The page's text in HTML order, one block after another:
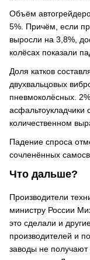
Объём
5%. Причём, если
выросли на 3,8%,
колёсах показали
Доля катков
двухвальцовых
пневмоколёсных.
асфальтоукладчики
количественном
Падение спроса
сочленённых
Что дальше?
Производители
министру России
это сделали и
производителей и
заводы не получают